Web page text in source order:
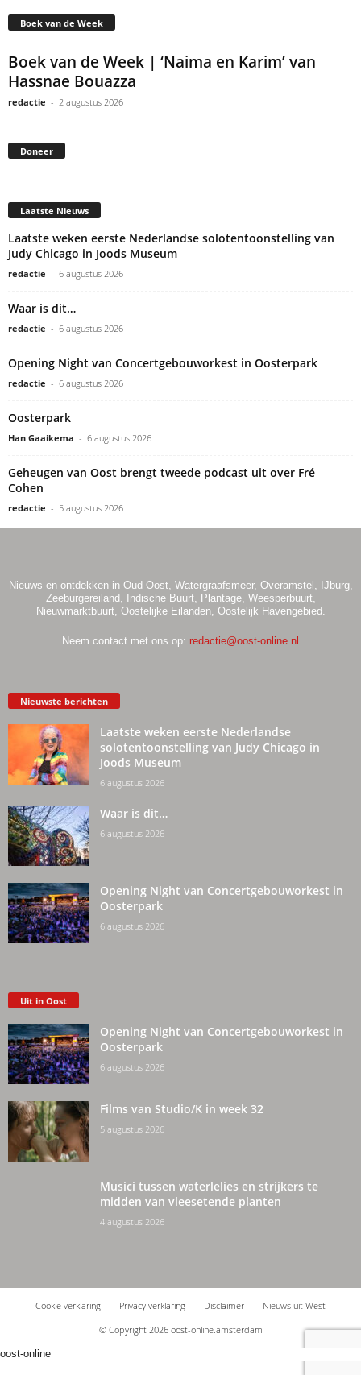
Boek van de Week
Boek van de Week | ‘Naima en Karim’ van
Hassnae Bouazza
redactie - 2 augustus 2026
Doneer
Laatste Nieuws
Laatste weken eerste Nederlandse solotentoonstelling van
Judy Chicago in Joods Museum
redactie - 6 augustus 2026
Waar is dit…
redactie - 6 augustus 2026
Opening Night van Concertgebouworkest in Oosterpark
redactie - 6 augustus 2026
Oosterpark
Han Gaaikema - 6 augustus 2026
Geheugen van Oost brengt tweede podcast uit over Fré
Cohen
redactie - 5 augustus 2026
Nieuws en ontdekken in Oud Oost, Watergraafsmeer, Overamstel, IJburg,
Zeeburgereiland, Indische Buurt, Plantage, Weesperbuurt,
Nieuwmarktbuurt, Oostelijke Eilanden, Oostelijk Havengebied.
Neem contact met ons op: redactie@oost-online.nl
Nieuwste berichten
Laatste weken eerste Nederlandse
solotentoonstelling van Judy Chicago in
Joods Museum
6 augustus 2026
Waar is dit…
6 augustus 2026
Opening Night van Concertgebouworkest in
Oosterpark
6 augustus 2026
Uit in Oost
Opening Night van Concertgebouworkest in
Oosterpark
6 augustus 2026
Films van Studio/K in week 32
5 augustus 2026
Musici tussen waterlelies en strijkers te
midden van vleesetende planten
4 augustus 2026
Cookie verklaring Privacy verklaring Disclaimer
Nieuws uit West
© Copyright 2026 oost-online.amsterdam
oost-online